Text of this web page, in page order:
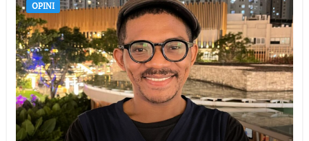
OPINI